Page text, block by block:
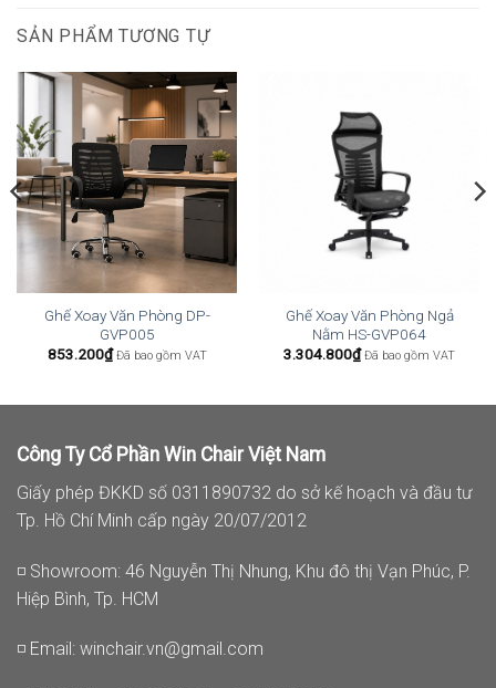
SẢN PHẨM TƯƠNG TỰ
Ghế Xoay Văn Phòng DP-
GVP005
853.200₫ Đã bao gồm VAT
Ghế Xoay Văn Phòng Ngả
Nằm HS-GVP064
3.304.800₫ Đã bao gồm VAT
Công Ty Cổ Phần Win Chair Việt Nam
Giấy phép ĐKKD số 0311890732 do sở kế hoạch và đầu tư
Tp. Hồ Chí Minh cấp ngày 20/07/2012
◽ Showroom: 46 Nguyễn Thị Nhung, Khu đô thị Vạn Phúc, P.
Hiệp Bình, Tp. HCM
◽ Email: winchair.vn@gmail.com